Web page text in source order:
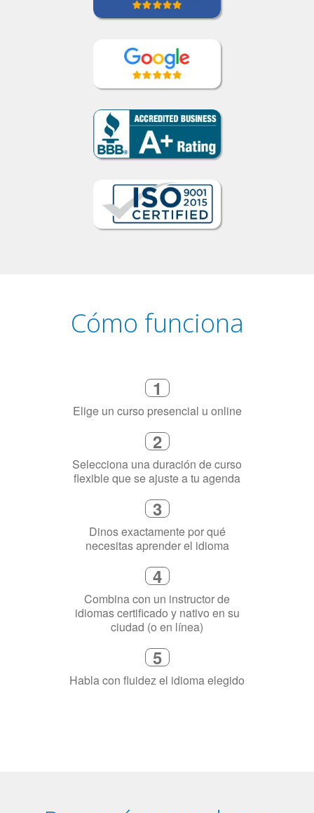
Cómo funciona
1
Elige un curso presencial u online
2
Selecciona una duración de curso
flexible que se ajuste a tu agenda
3
Dinos exactamente por qué
necesitas aprender el idioma
4
Combina con un instructor de
idiomas certificado y nativo en su
ciudad (o en línea)
5
Habla con fluidez el idioma elegido